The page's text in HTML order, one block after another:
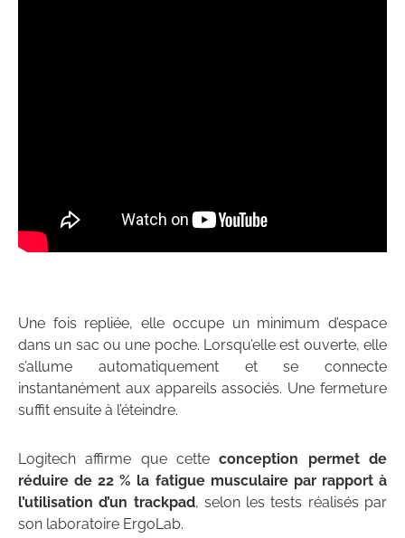
Une fois repliée, elle occupe un minimum d’espace
dans un sac ou une poche. Lorsqu’elle est ouverte, elle
s’allume automatiquement et se connecte
instantanément aux appareils associés. Une fermeture
suffit ensuite à l’éteindre.
Logitech affirme que cetteconception permet de
réduire de 22 % la fatigue musculaire par rapport à
l’utilisation d’un trackpad, selon les tests réalisés par
son laboratoire ErgoLab.